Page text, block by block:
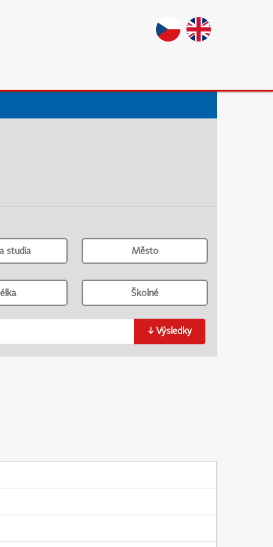
studia Město
Školné
↓ Výsledky